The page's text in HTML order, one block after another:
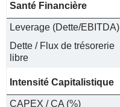
Santé Financière
Leverage (Dette/EBITDA)
Dette / Flux de trésorerie
libre
Intensité Capitalistique
CAPEX / CA (%)